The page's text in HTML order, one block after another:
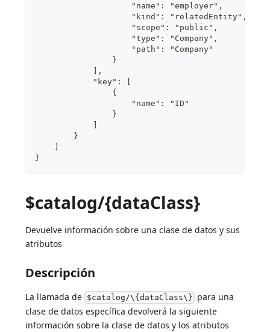
                    "name": "employer",
                    "kind": "relatedEntity",
                    "scope": "public",
                    "type": "Company",
                    "path": "Company"
                }
            ],
            "key": [
                {
                    "name": "ID"
                }
        }
}
$catalog/{dataClass}
Devuelve información sobre una clase de datos y sus
atributos
Descripción
La llamada de $catalog/\{dataClass\} para una
clase de datos específica devolverá la siguiente
información sobre la clase de datos y los atributos